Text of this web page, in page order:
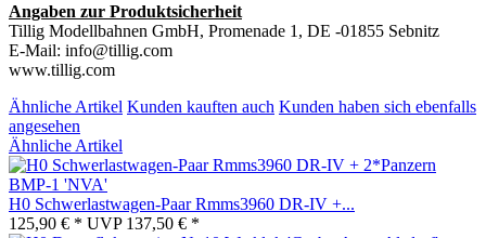
Angaben zur Produktsicherheit
Tillig Modellbahnen GmbH, Promenade 1, DE -01855 Sebnitz
E-Mail: info@tillig.com
www.tillig.com
Ähnliche Artikel Kunden kauften auch Kunden haben sich ebenfalls
angesehen
Ähnliche Artikel
H0 Schwerlastwagen-Paar Rmms3960 DR-IV +...
125,90 € * UVP 137,50 € *